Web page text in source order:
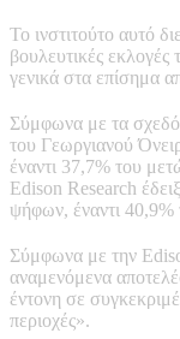
Το ινστιτούτο αυτό
βουλευτικές
γενικά στα επίσημα
Σύμφωνα με τα
του Γεωργιανού
έναντι 37,7% του
Edison Research
ψήφων, έναντι 40,9%
Σύμφωνα με την
αναμενόμενα
έντονη σε
περιοχές».